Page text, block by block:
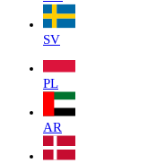
SV
PL
AR